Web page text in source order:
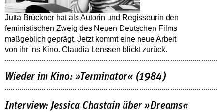
Jutta Brückner hat als Autorin und Regisseurin den
feministischen Zweig des Neuen Deutschen Films
maßgeblich geprägt. Jetzt kommt eine neue Arbeit
von ihr ins Kino. Claudia Lenssen blickt zurück.
Wieder im Kino: »Terminator« (1984)
Interview: Jessica Chastain über »Dreams«